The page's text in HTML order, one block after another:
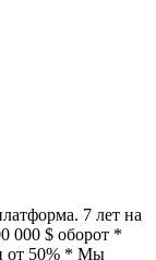
7 лет на
000 $ оборот *
от 50% * Мы